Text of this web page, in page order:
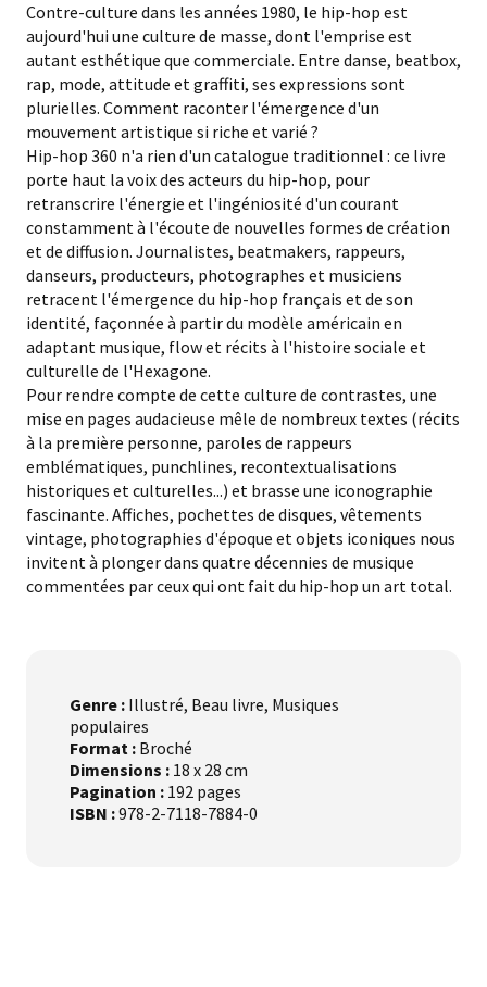
Contre-culture dans les années 1980, le hip-hop est
aujourd'hui une culture de masse, dont l'emprise est
autant esthétique que commerciale. Entre danse, beatbox,
rap, mode, attitude et graffiti, ses expressions sont
plurielles. Comment raconter l'émergence d'un
mouvement artistique si riche et varié ?
Hip-hop 360 n'a rien d'un catalogue traditionnel : ce livre
porte haut la voix des acteurs du hip-hop, pour
retranscrire l'énergie et l'ingéniosité d'un courant
constamment à l'écoute de nouvelles formes de création
et de diffusion. Journalistes, beatmakers, rappeurs,
danseurs, producteurs, photographes et musiciens
retracent l'émergence du hip-hop français et de son
identité, façonnée à partir du modèle américain en
adaptant musique, flow et récits à l'histoire sociale et
culturelle de l'Hexagone.
Pour rendre compte de cette culture de contrastes, une
mise en pages audacieuse mêle de nombreux textes (récits
à la première personne, paroles de rappeurs
emblématiques, punchlines, recontextualisations
historiques et culturelles...) et brasse une iconographie
fascinante. Affiches, pochettes de disques, vêtements
vintage, photographies d'époque et objets iconiques nous
invitent à plonger dans quatre décennies de musique
commentées par ceux qui ont fait du hip-hop un art total.
Genre : Illustré, Beau livre, Musiques
populaires
Format : Broché
Dimensions : 18 x 28 cm
Pagination : 192 pages
ISBN :978-2-7118-7884-0